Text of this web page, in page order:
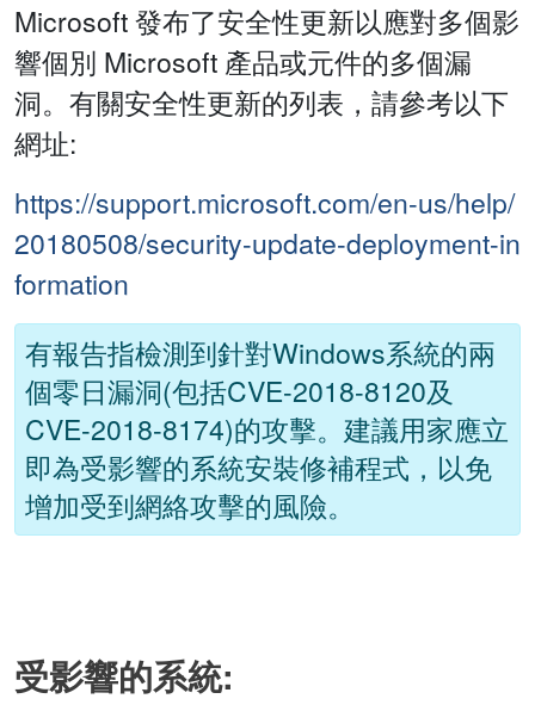
Microsoft 發布了安全性更新以應對多個影
響個別 Microsoft 產品或元件的多個漏
洞。有關安全性更新的列表，請參考以下
網址:
https://support.microsoft.com/en-us/help/
20180508/security-update-deployment-in
formation
有報告指檢測到針對Windows系統的兩
個零日漏洞(包括CVE-2018-8120及
CVE-2018-8174)的攻擊。建議用家應立
即為受影響的系統安裝修補程式，以免
增加受到網絡攻擊的風險。
受影響的系統: